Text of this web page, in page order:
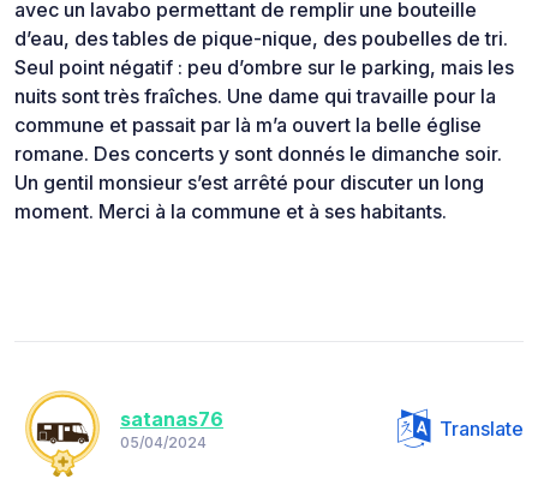
avec un lavabo permettant de remplir une bouteille
d’eau, des tables de pique-nique, des poubelles de tri.
Seul point négatif : peu d’ombre sur le parking, mais les
nuits sont très fraîches. Une dame qui travaille pour la
commune et passait par là m’a ouvert la belle église
romane. Des concerts y sont donnés le dimanche soir.
Un gentil monsieur s’est arrêté pour discuter un long
moment. Merci à la commune et à ses habitants.
satanas76
05/04/2024
Translate